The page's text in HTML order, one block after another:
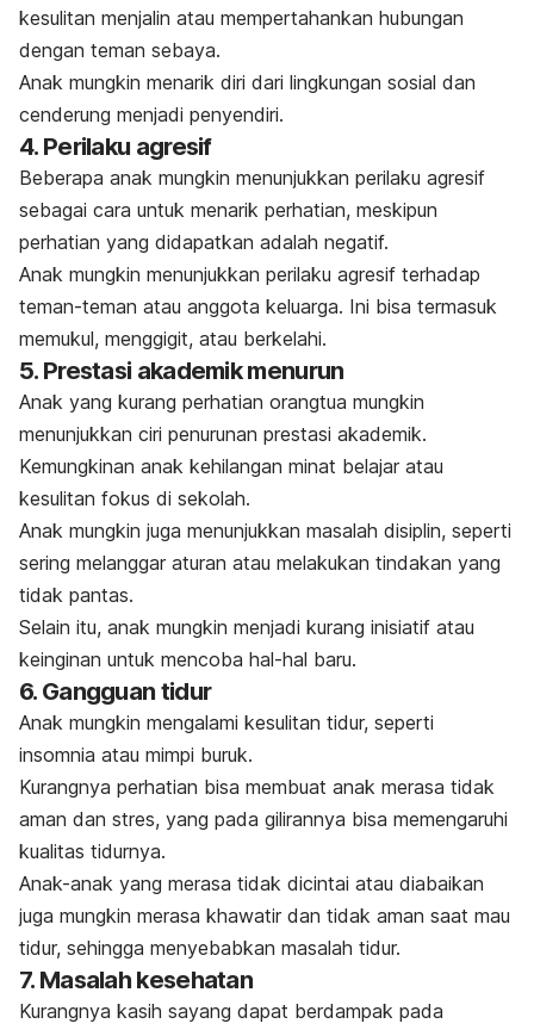
kesulitan menjalin atau mempertahankan hubungan
dengan teman sebaya.
Anak mungkin menarik diri dari lingkungan sosial dan
cenderung menjadi penyendiri.
4. Perilaku agresif
Beberapa anak mungkin menunjukkan perilaku agresif
sebagai cara untuk menarik perhatian, meskipun
perhatian yang didapatkan adalah negatif.
Anak mungkin menunjukkan perilaku agresif terhadap
teman-teman atau anggota keluarga. Ini bisa termasuk
memukul, menggigit, atau berkelahi.
5. Prestasi akademik menurun
Anak yang kurang perhatian orangtua mungkin
menunjukkan ciri penurunan prestasi akademik.
Kemungkinan anak kehilangan minat belajar atau
kesulitan fokus di sekolah.
Anak mungkin juga menunjukkan masalah disiplin, seperti
sering melanggar aturan atau melakukan tindakan yang
tidak pantas.
Selain itu, anak mungkin menjadi kurang inisiatif atau
keinginan untuk mencoba hal-hal baru.
6. Gangguan tidur
Anak mungkin mengalami kesulitan tidur, seperti
insomnia atau mimpi buruk.
Kurangnya perhatian bisa membuat anak merasa tidak
aman dan stres, yang pada gilirannya bisa memengaruhi
kualitas tidurnya.
Anak-anak yang merasa tidak dicintai atau diabaikan
juga mungkin merasa khawatir dan tidak aman saat mau
tidur, sehingga menyebabkan masalah tidur.
7. Masalah kesehatan
Kurangnya kasih sayang dapat berdampak pada